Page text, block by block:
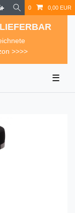
0 0,00 EUR
>>>>
☰